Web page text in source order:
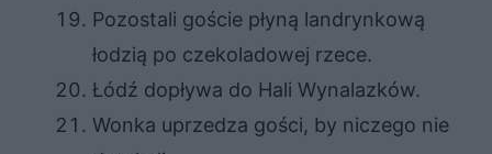
Pozostali goście płyną landrynkową
łodzią po czekoladowej rzece.
Łódź dopływa do Hali Wynalazków.
Wonka uprzedza gości, by niczego nie